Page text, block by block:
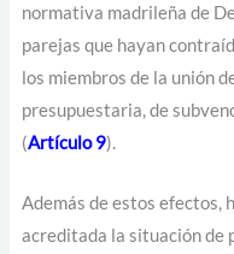
normativa madrileña de
parejas que hayan
los miembros de la unión
presupuestaria, de
(Artículo 9).
Además de estos efectos,
acreditada la situación de